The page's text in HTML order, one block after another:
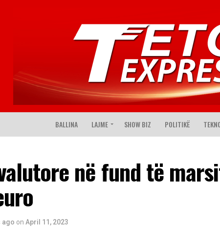
BALLINA LAJME SHOW BIZ POLITIKË
në fund të
ago on April 11, 2023